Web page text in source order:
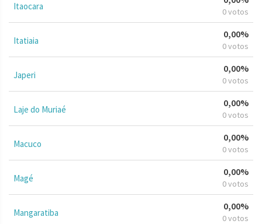
Itaocara 0 votos
Itatiaia
0,00%
0 votos
Japeri
0,00%
0 votos
Laje do Muriaé
0,00%
0 votos
Macuco
0,00%
0 votos
Magé
0,00%
0 votos
Mangaratiba
0,00%
0 votos